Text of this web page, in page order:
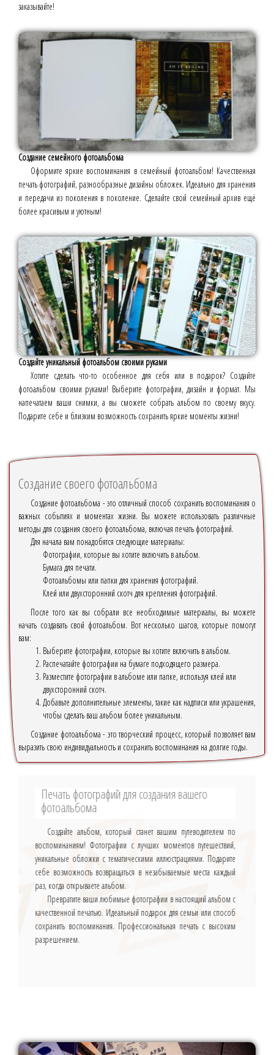
заказывайте!
Создание семейного фотоальбома
Оформите яркие воспоминания в семейный фотоальбом! Качественная
печать фотографий, разнообразные дизайны обложек. Идеально для хранения
и передачи из поколения в поколение. Сделайте свой семейный архив ещё
более красивым и уютным!
Создайте уникальный фотоальбом своими руками
Хотите сделать что-то особенное для себя или в подарок? Создайте
фотоальбом своими руками! Выберите фотографии, дизайн и формат. Мы
напечатаем ваши снимки, а вы сможете собрать альбом по своему вкусу.
Подарите себе и близким возможность сохранить яркие моменты жизни!
Создание своего фотоальбома
Создание фотоальбома - это отличный способ сохранить воспоминания о
важных событиях и моментах жизни. Вы можете использовать различные
методы для создания своего фотоальбома, включая печать фотографий.
Для начала вам понадобятся следующие материалы:
Фотографии, которые вы хотите включить в альбом.
Бумага для печати.
Фотоальбомы или папки для хранения фотографий.
Клей или двухсторонний скотч для крепления фотографий.
После того как вы собрали все необходимые материалы, вы можете
начать создавать свой фотоальбом. Вот несколько шагов, которые помогут
вам:
Выберите фотографии, которые вы хотите включить в альбом.
Распечатайте фотографии на бумаге подходящего размера.
Разместите фотографии в альбоме или папке, используя клей или
двухсторонний скотч.
Добавьте дополнительные элементы, такие как надписи или украшения,
чтобы сделать ваш альбом более уникальным.
Создание фотоальбома - это творческий процесс, который позволяет вам
выразить свою индивидуальность и сохранить воспоминания на долгие годы.
Печать фотографий для создания вашего
фотоальбома
Создайте альбом, который станет вашим путеводителем по
воспоминаниям! Фотографии с лучших моментов путешествий,
уникальные обложки с тематическими иллюстрациями. Подарите
себе возможность возвращаться в незабываемые места каждый
раз, когда открываете альбом.
Превратите ваши любимые фотографии в настоящий альбом с
качественной печатью. Идеальный подарок для семьи или способ
сохранить воспоминания. Профессиональная печать с высоким
разрешением.